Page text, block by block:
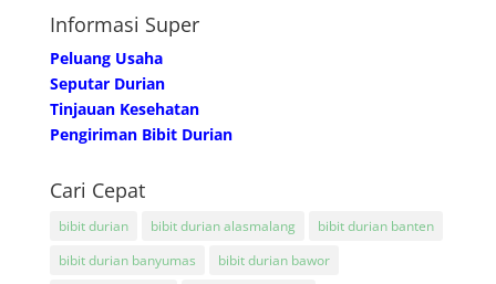
Informasi Super
Peluang Usaha
Seputar Durian
Tinjauan Kesehatan
Pengiriman Bibit Durian
Cari Cepat
bibit durian bibit durian alasmalang
bibit durian banten
bibit durian banyumas
bibit durian bawor